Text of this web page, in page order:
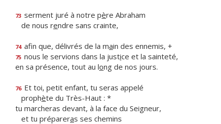
73 serment juré à notre père Abraham
de nous rendre sans crainte,
74 afin que, délivrés de la main des ennemis, +
75 nous le servions dans la justice et la sainteté,
en sa présence, tout au long de nos jours.
76 Et toi, petit enfant, tu seras appelé
prophète du Très-Haut : *
tu marcheras devant, à la face du Seigneur,
et tu prépareras ses chemins